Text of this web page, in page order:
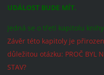
UDÁLOST BUDE MÍT.
Jedná se o třetí kapitolu
Závěr této kapitoly je
důležitou otázku: PROČ BYL
STAV?